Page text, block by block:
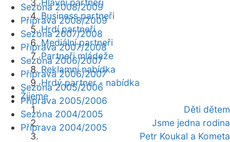
Hlavní partneři
Business partneři
Hrdí partneři
Mediální partneři
Partneři mládeže
Reklamní nabídka
Hrdý partner - nabídka
Žijeme
Děti dětem
Jsme jedna rodina
Petr Koukal a Kometa
Sezóna 2008/2009
Příprava 2008/2009
Sezóna 2007/2008
Příprava 2007/2008
Sezóna 2006/2007
Příprava 2006/2007
Sezóna 2005/2006
Příprava 2005/2006
Sezóna 2004/2005
Příprava 2004/2005